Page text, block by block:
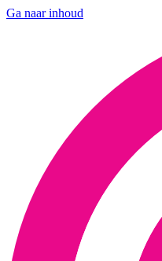
Ga naar inhoud